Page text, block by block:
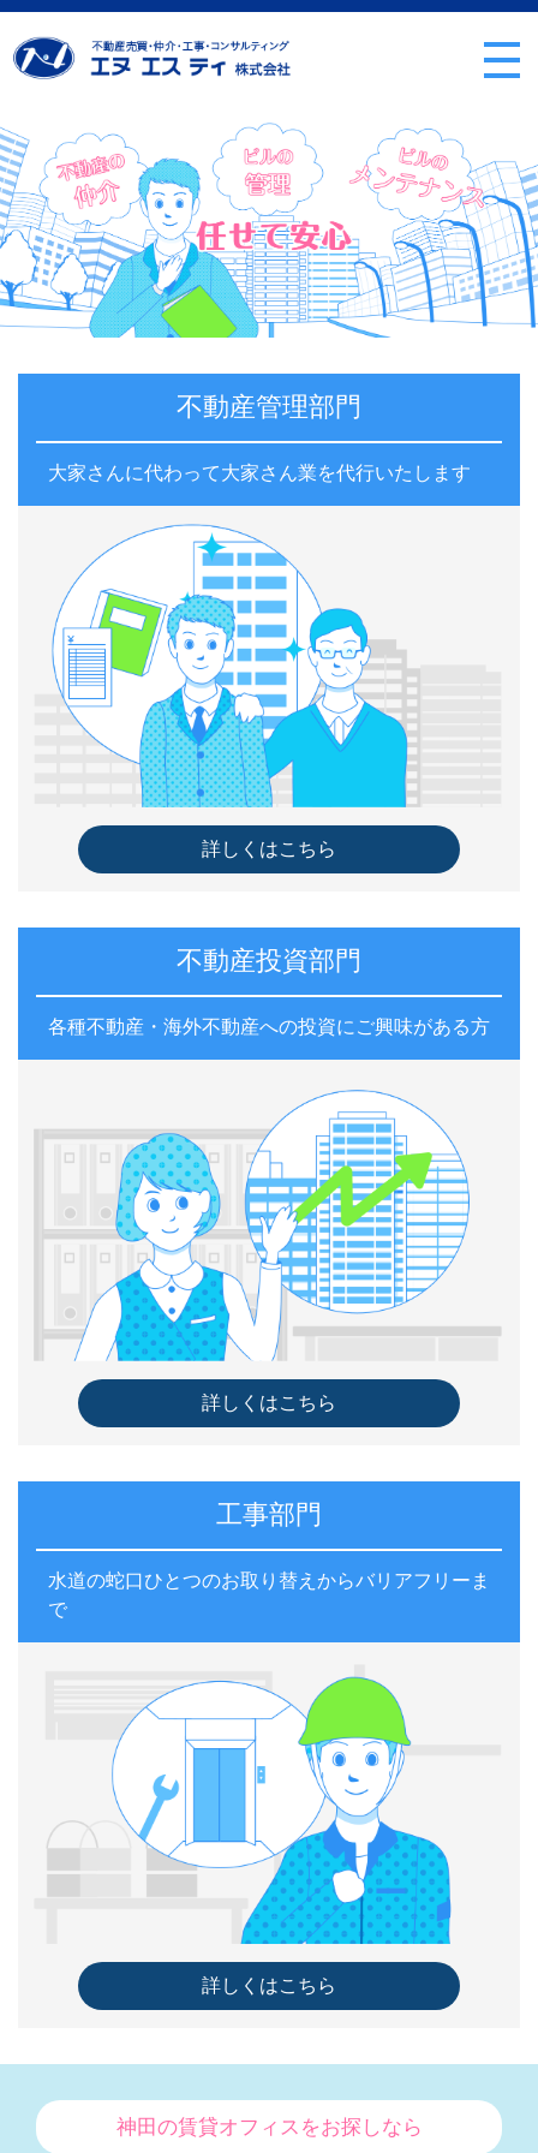
不動産管理部門
大家さんに代わって大家さん業を代行いたします
詳しくはこちら
不動産投資部門
各種不動産・海外不動産への投資にご興味がある方
詳しくはこちら
工事部門
水道の蛇口ひとつのお取り替えからバリアフリーま
で
詳しくはこちら
神田の賃貸オフィスをお探しなら